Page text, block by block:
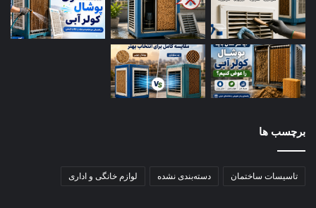
برچسب ها
تاسیسات ساختمان دسته‌بندی نشده لوازم خانگی و اداری